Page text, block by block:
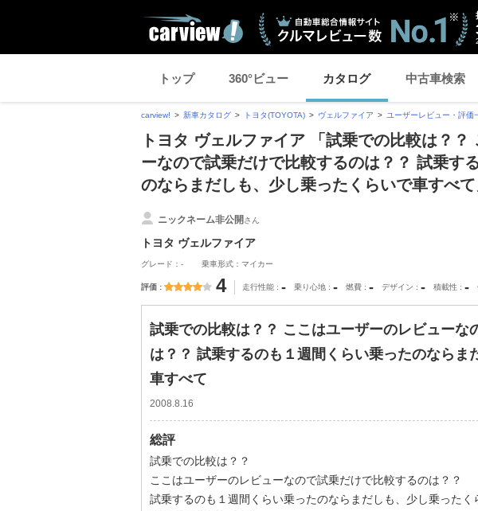
トップ 360°ビュー カタログ 中古車検索
carview! 新車カタログ トヨタ(TOYOTA) ヴェルファイア ユーザーレビュー・評価
トヨタ ヴェルファイア 「試乗での比較は？？
ーなので試乗だけで比較するのは？？ 試乗す
のならまだしも、少し乗ったくらいで車すべ
ニックネーム非公開さん
トヨタ ヴェルファイア
グレード：- 乗車形式：マイカー
評価 4 走行性能 - 乗り心地 - 燃費 - デザイン - 積載性 -
試乗での比較は？？ ここはユーザーのレビューな
は？？ 試乗するのも１週間くらい乗ったのならま
車すべて
2008.8.16
総評
試乗での比較は？？
ここはユーザーのレビューなので試乗だけで比較するのは？？
試乗するのも１週間くらい乗ったのならまだしも、少し乗った